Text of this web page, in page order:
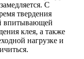
С
твердения
впитывающей
клея, а также
нагрузке и